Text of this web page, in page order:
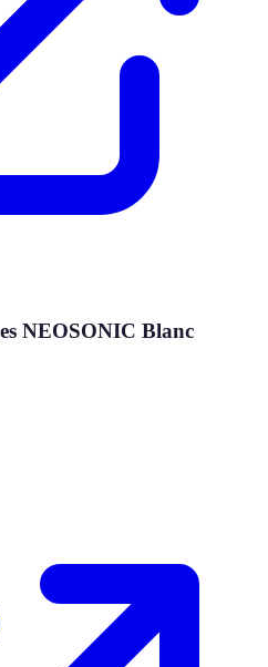
NEOSONIC Blanc